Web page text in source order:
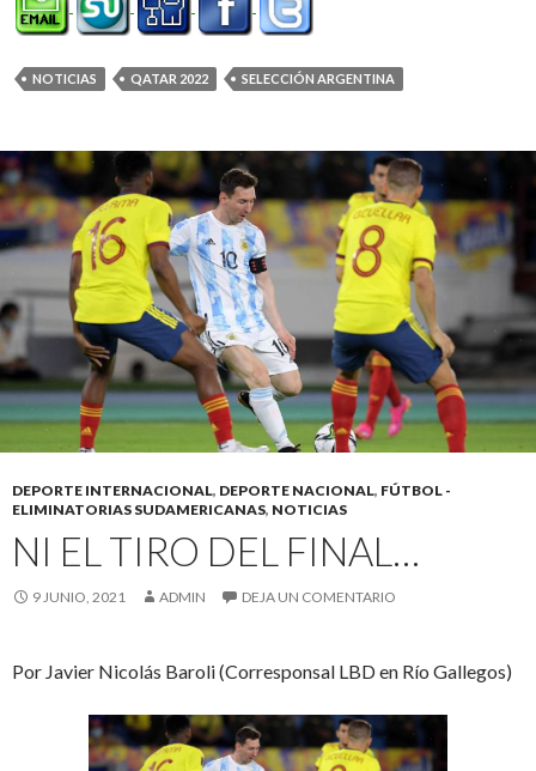
NOTICIAS QATAR 2022 SELECCIÓN ARGENTINA
DEPORTE INTERNACIONAL, DEPORTE NACIONAL, FÚTBOL -
ELIMINATORIAS SUDAMERICANAS, NOTICIAS
NI EL TIRO DEL FINAL…
9 JUNIO, 2021 ADMIN DEJA UN COMENTARIO
Por Javier Nicolás Baroli (Corresponsal LBD en Río Gallegos)